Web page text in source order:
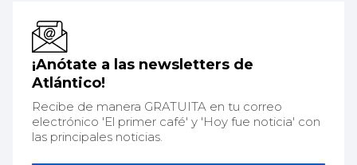
¡Anótate a las newsletters de
Atlántico!
Recibe de manera GRATUITA en tu correo
electrónico 'El primer café' y 'Hoy fue noticia' con
las principales noticias.